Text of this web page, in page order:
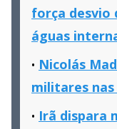
força desvio
águas
Nicolás
militares
Irã dispara